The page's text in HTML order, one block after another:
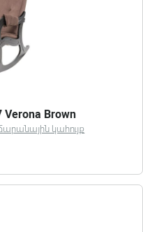
Brown
կահույք